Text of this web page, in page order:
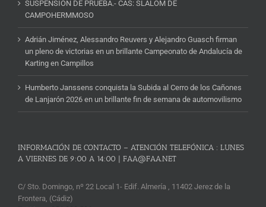
SUSPENSIÓN DE PRUEBA.- CAS: SLALOM DE
CAMPOHERMMOSO
Adrián Jiménez, Alessandro Reuvers y Alejandro Guasch firman
un pleno de victorias en un brillante Campeonato de Andalucía de
Karting en Campillos
Humberto Janssens conquista la Subida al Cerro de los Cañones
de Lanjarón 2026 en un brillante fin de semana de automovilismo
INFORMACIÓN DE CONTACTO – ATENCIÓN TELEFÓNICA : LUNES
A VIERNES DE 9:00 A 14:00 | FAA@FAA.NET
C/ Sto. Domingo, nº 22 Local 1- Edif. Almería , 11402 Jerez de la
Frontera, (Cádiz)